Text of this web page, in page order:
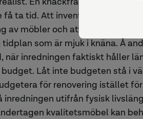
få ta tid. Att inventera vad som
av möbler och att hålla utkik på
tidplan som är mjuk i knäna. Å
när inredningen faktiskt håller
budget. Låt inte budgeten stå i
för renovering istället
inredningen utifrån fysisk
kvalitetsmöbel kan